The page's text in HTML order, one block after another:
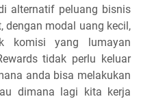
alternatif peluang bisnis
dengan modal uang kecil,
komisi yang lumayan
tidak perlu keluar
anda bisa melakukan
dimana lagi kita kerja